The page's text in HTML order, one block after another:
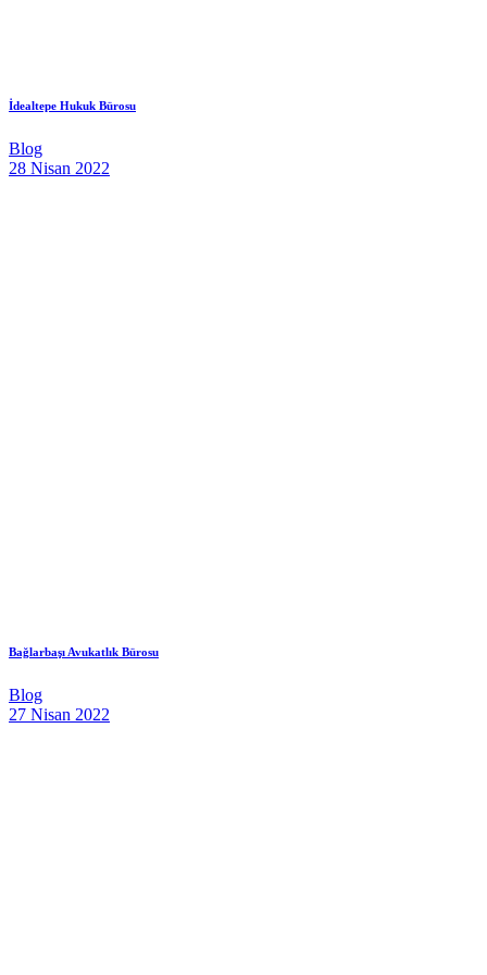
İdealtepe Hukuk Bürosu
Blog
28 Nisan 2022
Bağlarbaşı Avukatlık Bürosu
Blog
27 Nisan 2022